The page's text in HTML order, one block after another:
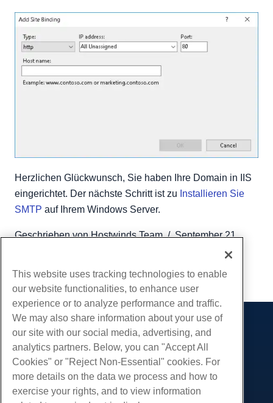
Herzlichen Glückwunsch, Sie haben Ihre Domain in IIS
eingerichtet. Der nächste Schritt ist zu Installieren Sie
SMTP auf Ihrem Windows Server.
Geschrieben von Hostwinds Team/September 21,
Kopieren URL
Produkte
Web-Hosting
Business Hosting
Reseller Hosting
White Label Reseller
Dienstleistungen
Website-Migrationen
Gemeinschaft
Produktdokumentation
This website uses tracking technologies to enable
our website functionalities, to enhance user
experience or to analyze performance and traffic.
We may also share information about your use of
our site with our social media, advertising, and
analytics partners. Below, you can "Accept All
Cookies" or "Reject Non-Essential" cookies. For
more details on the data we process and how to
exercise your rights, and to view information